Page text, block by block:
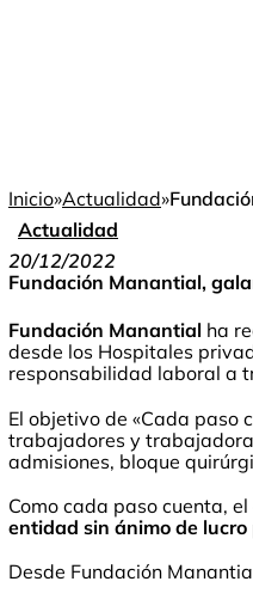
Inicio»Actualidad»
Actualidad
20/12/2022
Fundación Manantial,
Fundación Manantial ha
desde los Hospitales
responsabilidad laboral a
El objetivo de «Cada paso
trabajadores y
admisiones, bloque
Como cada paso cuenta,
entidad sin ánimo de
Desde Fundación